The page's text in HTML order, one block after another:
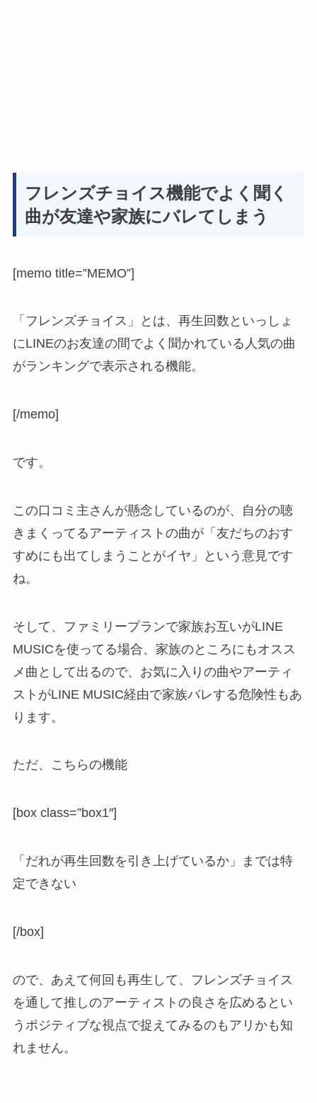
フレンズチョイス機能でよく聞く
曲が友達や家族にバレてしまう
[memo title=”MEMO”]
「フレンズチョイス」
とは、再生回数といっしょ
にLINEのお友達の間でよく聞かれている人気の曲
がランキングで表示される機能。
[/memo]
です。
この口コミ主さんが懸念しているのが、自分の聴
きまくってるアーティストの曲が「 友だちのおす
すめにも出てしまうことがイヤ 」という意見です
ね。
そして、ファミリープランで家族お互いがLINE
MUSICを使ってる場合、家族のところにもオスス
メ曲として出るので、お気に入りの曲やアーティ
ストがLINE MUSIC経由で家族バレする危険性 もあ
ります。
ただ、こちらの機能
[box class=”box1″]
「だれが再生回数を引き上げているか」までは特
定できない
[/box]
ので、あえて何回も再生して、フレンズチョイス
を通して推しのアーティストの良さを広める とい
うポジティブな視点で捉えてみるのもアリかも知
れません。